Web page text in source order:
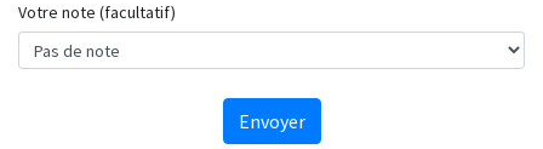
Votre note (facultatif)
Envoyer